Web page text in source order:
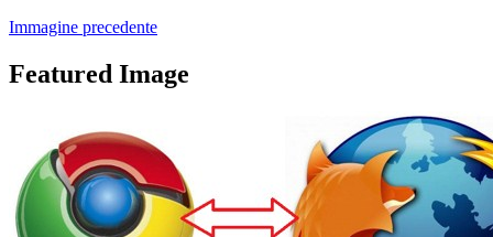
Immagine precedente
Featured Image